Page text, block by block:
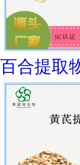
百合提取